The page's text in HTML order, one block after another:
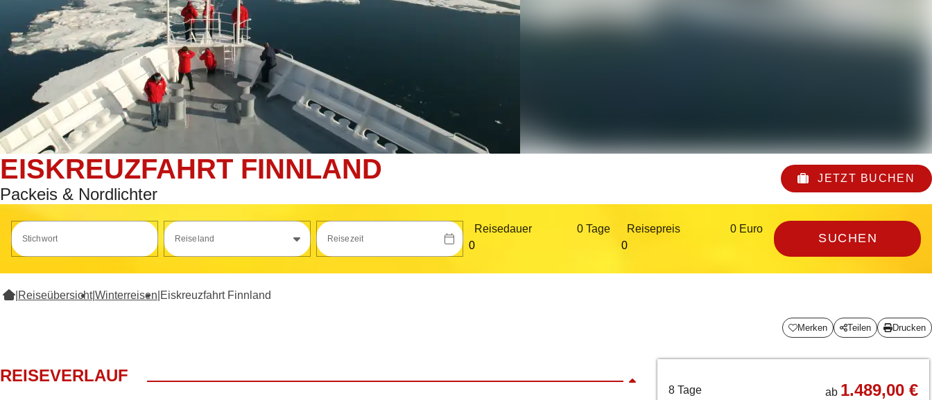
EISKREUZFAHRT FINNLAND
Packeis & Nordlichter
JETZT BUCHEN
Stichwort Reiseland Reisezeit
Reisedauer 0 Tage Reisepreis 0 Euro
SUCHEN
Reiseübersicht|Winterreisen Eiskreuzfahrt Finnland
Merken Teilen Drucken
REISEVERLAUF
8 Tage ab 1.489,00 €